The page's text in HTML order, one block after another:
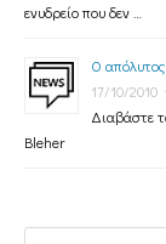
ενυδρείο που δεν …
Ο
17/10/2010
Διαβάστε
Bleher